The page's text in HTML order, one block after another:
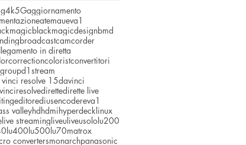
4k5Gaggiornamento
atemaueva1
blackmagicdesignbmd
broadcastcamcorder
in diretta
coloristconvertitori
d1stream
resolve 15davinci
direttedirette live
editorediusencodereva1
valleyhdhdmihyperdecklinux
live streamingliveuliveusololu200
lu400lu500lu70matrox
convertersmonarchpanasonic